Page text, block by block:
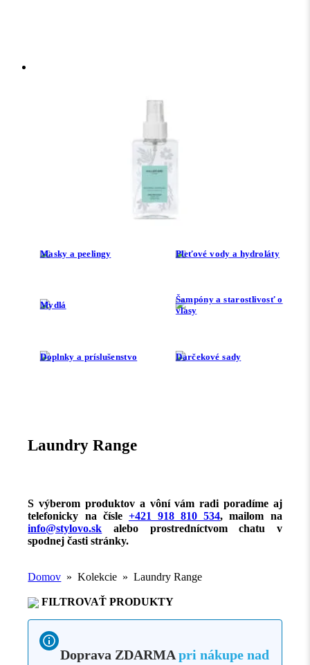
Masky a peelingy Pleťové vody a hydroláty
Mydlá
Šampóny a starostlivosť o
vlasy
Doplnky a príslušenstvo Darčekové sady
Laundry Range
S výberom produktov a vôní vám radi poradíme aj
telefonicky na čísle +421 918 810 534, mailom na
info@stylovo.sk alebo prostredníctvom chatu v
spodnej časti stránky.
Domov » Kolekcie » Laundry Range
FILTROVAŤ PRODUKTY
Doprava ZDARMA pri nákupe nad